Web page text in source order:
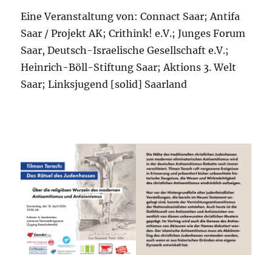
Eine Veranstaltung von: Connact Saar; Antifa
Saar / Projekt AK; Crithink! e.V.; Junges Forum
Saar, Deutsch-Israelische Gesellschaft e.V.;
Heinrich-Böll-Stiftung Saar; Aktions 3. Welt
Saar; Linksjugend [solid] Saarland